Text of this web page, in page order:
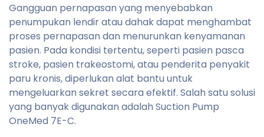
Gangguan pernapasan yang menyebabkan
penumpukan lendir atau dahak dapat menghambat
proses pernapasan dan menurunkan kenyamanan
pasien. Pada kondisi tertentu, seperti pasien pasca
stroke, pasien trakeostomi, atau penderita penyakit
paru kronis, diperlukan alat bantu untuk
mengeluarkan sekret secara efektif. Salah satu solusi
yang banyak digunakan adalah Suction Pump
OneMed 7E-C.